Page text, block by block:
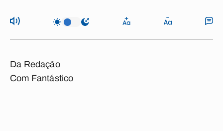
Da Redação
Com Fantástico